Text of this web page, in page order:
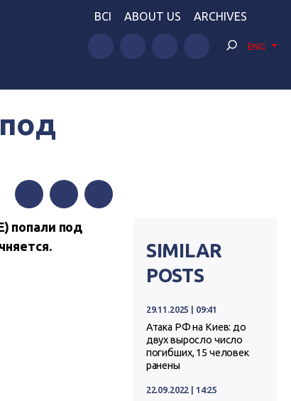
BCI ABOUT US ARCHIVES
ENG
FacebookTwitter
попали под
SIMILAR
POSTS
29.11.2025 | 09:41
Атака РФ на Киев: до
двух выросло число
погибших, 15 человек
ранены
22.09.2022 | 14:25